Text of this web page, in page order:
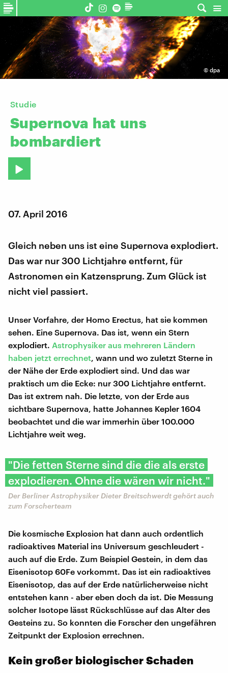
© dpa
Studie
Supernova hat uns
bombardiert
07. April 2016
Gleich neben uns ist eine Supernova explodiert.
Das war nur 300 Lichtjahre entfernt, für
Astronomen ein Katzensprung. Zum Glück ist
nicht viel passiert.
Unser Vorfahre, der Homo Erectus, hat sie kommen
sehen. Eine Supernova. Das ist, wenn ein Stern
explodiert. Astrophysiker aus mehreren Ländern
haben jetzt errechnet , wann und wo zuletzt Sterne in
der Nähe der Erde explodiert sind. Und das war
praktisch um die Ecke: nur 300 Lichtjahre entfernt.
Das ist extrem nah. Die letzte, von der Erde aus
sichtbare Supernova, hatte Johannes Kepler 1604
beobachtet und die war immerhin über 100.000
Lichtjahre weit weg.
"Die fetten Sterne sind die die als erste
explodieren. Ohne die wären wir nicht."
Der Berliner Astrophysiker Dieter Breitschwerdt gehört auch
zum Forscherteam
Die kosmische Explosion hat dann auch ordentlich
radioaktives Material ins Universum geschleudert -
auch auf die Erde. Zum Beispiel Gestein, in dem das
Eisenisotop 60Fe vorkommt. Das ist ein radioaktives
Eisenisotop, das auf der Erde natürlicherweise nicht
entstehen kann - aber eben doch da ist. Die Messung
solcher Isotope lässt Rückschlüsse auf das Alter des
Gesteins zu. So konnten die Forscher den ungefähren
Zeitpunkt der Explosion errechnen.
Kein großer biologischer Schaden